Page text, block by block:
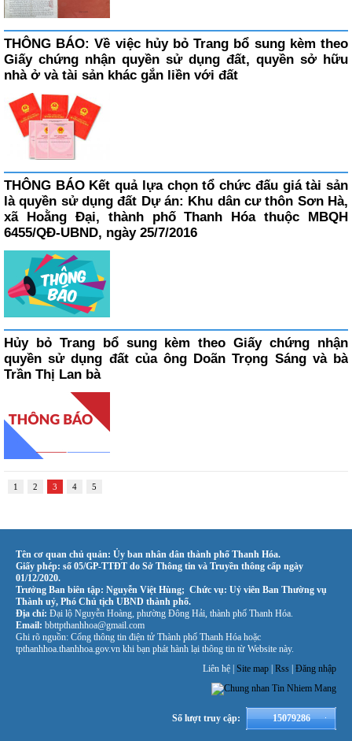
THÔNG BÁO: Về việc hủy bỏ Trang bổ sung kèm theo
Giấy chứng nhận quyền sử dụng đất, quyền sở hữu
nhà ở và tài sản khác gắn liền với đất
THÔNG BÁO Kết quả lựa chọn tổ chức đấu giá tài sản
là quyền sử dụng đất Dự án: Khu dân cư thôn Sơn Hà,
xã Hoằng Đại, thành phố Thanh Hóa thuộc MBQH
6455/QĐ-UBND, ngày 25/7/2016
Hủy bỏ Trang bổ sung kèm theo Giấy chứng nhận
quyền sử dụng đất của ông Doãn Trọng Sáng và bà
Trần Thị Lan bà
1 2 3 4 5
Tên cơ quan chủ quản: Ủy ban nhân dân thành phố Thanh Hóa.
Giấy phép: số 05/GP-TTĐT do Sở Thông tin và Truyền thông cấp ngày
01/12/2020.
Trưởng Ban biên tập: Nguyễn Việt Hùng; Chức vụ: Uỷ viên Ban Thường vụ
Thành uỷ, Phó Chủ tịch UBND thành phố.
Địa chỉ: Đại lộ Nguyễn Hoàng, phường Đông Hải, thành phố Thanh Hóa.
Email: bbttpthanhhoa@gmail.com
Ghi rõ nguồn: Cổng thông tin điện tử Thành phố Thanh Hóa hoặc
tpthanhhoa.thanhhoa.gov.vn khi bạn phát hành lại thông tin từ Website này.
Liên hệ | Site map | Rss | Đăng nhập
Số lượt truy cập: 15079286